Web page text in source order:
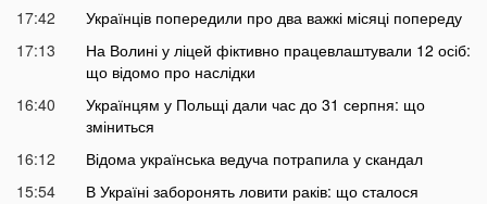
17:42
Українців попередили про два важкі місяці попереду
17:13
На Волині у ліцей фіктивно працевлаштували 12 осіб:
що відомо про наслідки
16:40
Українцям у Польщі дали час до 31 серпня: що
зміниться
16:12
Відома українська ведуча потрапила у скандал
15:54
В Україні заборонять ловити раків: що сталося